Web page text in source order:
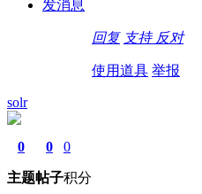
发消息
回复 支持 反对
使用道具 举报
solr
0
主题
0
帖子
0
积分